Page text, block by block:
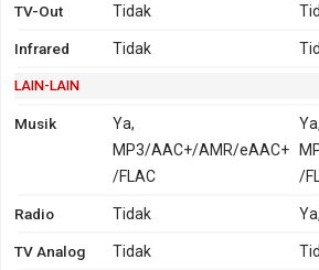
TV-Out Tidak
Infrared Tidak
LAIN-LAIN
Musik
Ya,
MP3/AAC+/AMR/eAAC+
/FLAC
Ya,
/
Radio Tidak
TV Analog Tidak